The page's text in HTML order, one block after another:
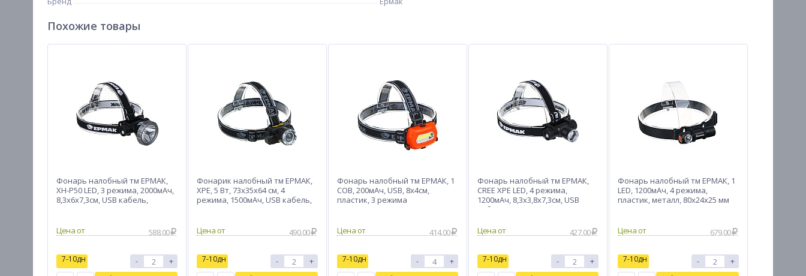
Похожие товары
Фонарь налобный тм ЕРМАК,
XH-P50 LED, 3 режима, 2000мАч,
8,3х6х7,3см, USB кабель,
Цена от
588.00
7-10дн - +
Фонарик налобный тм ЕРМАК,
XPE, 5 Вт, 73х35х64 см, 4
режима, 1500мАч, USВ кабель,
Цена от
490.00
7-10дн - +
Фонарь налобный тм ЕРМАК, 1
COB, 200мАч, USB, 8х4см,
пластик, 3 режима
Цена от 414.00
7-10дн - +
Фонарь налобный тм ЕРМАК,
CREE XPE LED, 4 режима,
1200мАч, 8,3х3,8х7,3см, USB
кабель, пластик
Цена от
427.00
7-10дн - +
Фонарь налобный тм ЕРМАК, 1
LED, 1200мАч, 4 режима,
пластик, металл, 80х24х25 мм
Цена от 679.00
7-10дн - +